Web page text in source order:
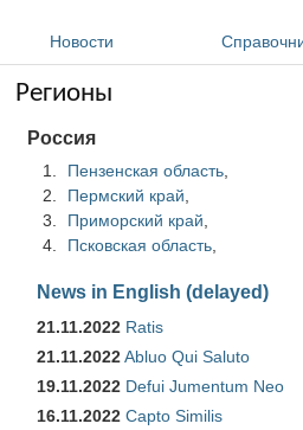
Новости
Регионы
Россия
Пензенская область
Пермский край
Приморский край
Псковская область
News in English (delayed)
21.11.2022 Ratis
21.11.2022Abluo Qui Saluto
19.11.2022 Defui Jumentum Neo
16.11.2022 Capto Similis